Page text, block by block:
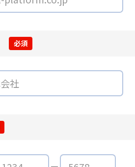
必須